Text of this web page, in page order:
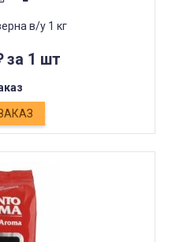
в/у 1 кг
за 1 шт